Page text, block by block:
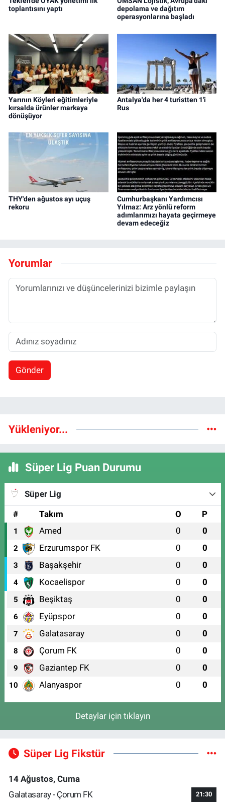
toplantısını yaptı
depolama ve dağıtım
operasyonlarına başladı
Yarının Köyleri eğitimleriyle
kırsalda ürünler markaya
dönüşüyor
Antalya'da her 4 turistten 1'i
Rus
THY'den ağustos ayı uçuş
rekoru
Cumhurbaşkanı Yardımcısı
Yılmaz: Arz yönlü reform
adımlarımızı hayata geçirmeye
devam edeceğiz
Yorumlar
Gönder
Yükleniyor...
Süper Lig Puan Durumu
Süper Lig
#
Takım O P
1 Amed 0 0
2 Erzurumspor FK 0 0
3 Başakşehir 0 0
4 Kocaelispor 0 0
5 Beşiktaş 0 0
6 Eyüpspor 0 0
7 Galatasaray 0 0
8 Çorum FK 0 0
9 Gaziantep FK 0 0
10 Alanyaspor 0 0
Detaylar için tıklayın
Süper Lig Fikstür
14 Ağustos, Cuma
Galatasaray - Çorum FK
21:30